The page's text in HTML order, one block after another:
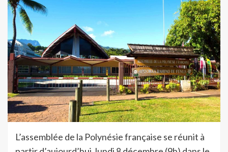
L’assemblée de la Polynésie française se réunit à